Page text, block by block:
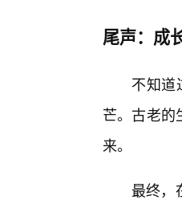
尾声：成
不知道
芒。古老的
来。
最终，